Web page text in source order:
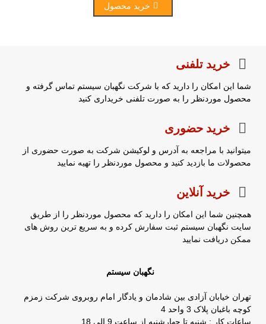
خرید محصول
خرید تلفنی
شما این امکان را دارید که با شرکت نگهبان سیستم تماس گرفته و
محصول موردنظر را به صورت تلفنی خریداری کنید
خرید حضوری
میتوانید با مراجعه به آدرس و لوکیشن شرکت به صورت حضوری از
محصولات ما بازدید کنید و محصول موردنظر را تهیه نمایید
خرید آنلاین
همچنین شما این امکان را دارید که محصول موردنظر را از طریق
سایت نگهبان سیستم ثبت سفارش کرده و به سریع ترین روش های
ممکن دریافت نمایید
نگهبان سیستم
تهران خیابان آزادی بین شادمان و یادگار امام روبروی شرکت زمزم
کوچه باغبان پلاک 3 واحد 4
ساعات کار : شنبه تا چهارشنبه از ساعت 9 الی 18